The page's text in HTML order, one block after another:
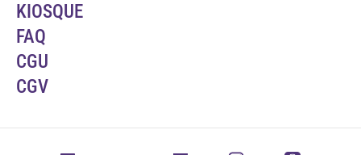
KIOSQUE
FAQ
CGU
CGV